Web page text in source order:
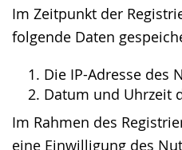
Im Zeitpunkt der
folgende Daten
Die IP-Adresse des
Datum und Uhrzeit
Im Rahmen des
eine Einwilligung des